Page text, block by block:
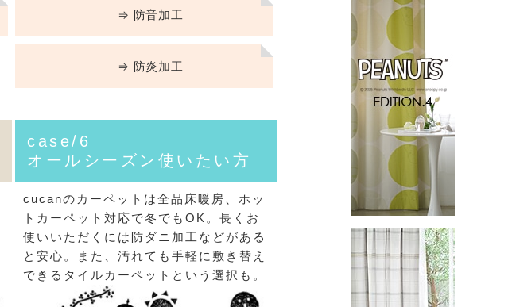
⇒ 防音加工
⇒ 防炎加工
case/6
オールシーズン使いたい方
cucanのカーペットは全品床暖房、ホッ
トカーペット対応で冬でもOK。長くお
使いいただくには防ダニ加工などがある
と安心。また、汚れても手軽に敷き替え
できるタイルカーペットという選択も。